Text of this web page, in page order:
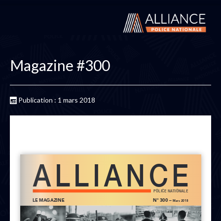
Magazine #300
Publication : 1 mars 2018